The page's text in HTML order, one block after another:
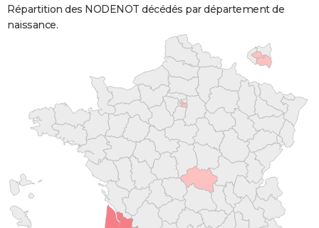
Répartition des NODENOT décédés par département de
naissance.